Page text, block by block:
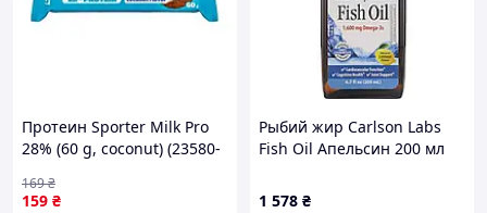
Протеин Sporter Milk Pro
28% (60 g, coconut) (23580-
159 ₴
169₴
Рыбий жир Carlson Labs
Fish Oil Апельсин 200 мл
1 578 ₴